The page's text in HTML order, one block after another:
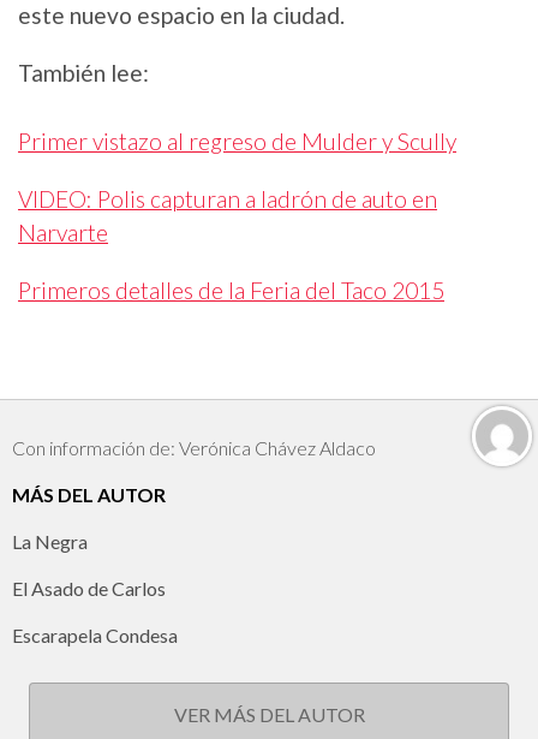
este nuevo espacio en la ciudad.
También lee:
Primer vistazo al regreso de Mulder y Scully
VIDEO: Polis capturan a ladrón de auto en
Narvarte
Primeros detalles de la Feria del Taco 2015
Con información de: Verónica Chávez Aldaco
MÁS DEL AUTOR
La Negra
El Asado de Carlos
Escarapela Condesa
VER MÁS DEL AUTOR